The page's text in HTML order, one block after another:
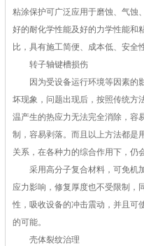
粘涂保护可广泛应用于磨蚀、气蚀
好的耐化学性能及好的力学性能和
比，具有施工简便、成本低、安全
转子轴键槽损伤
因为受设备运行环境等因素的影
坏现象，问题出现后，按照传统方
温产生的热应力无法完全消除，容
制，容易剥落。而且以上方法都是
关系，在各种力的综合作用下，仍
采用高分子复合材料，可免机
应力影响，修复厚度也不受限制，
性，吸收设备的冲击震动，并且可
的可能。
壳体裂纹治理